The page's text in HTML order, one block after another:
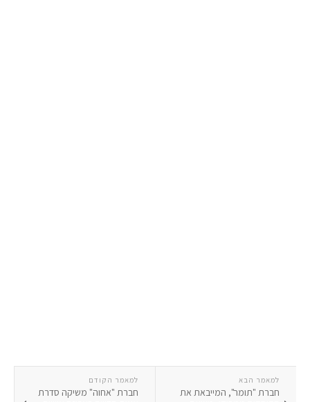
למאמר הקודם
חברת "אחוה" משיקה סדרת
למאמר הבא
חברת "תומר", המייבאת את